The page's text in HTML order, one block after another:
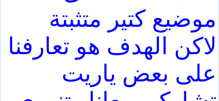
موضيع كتير متثبتة
لاكن الهدف هو تعارفنا
على بعض ياريت